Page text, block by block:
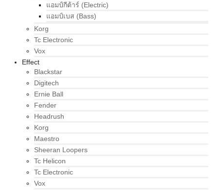
แอมป์กีต้าร์ (Electric)
แอมป์เบส (Bass)
Korg
Tc Electronic
Vox
Effect
Blackstar
Digitech
Ernie Ball
Fender
Headrush
Korg
Maestro
Sheeran Loopers
Tc Helicon
Tc Electronic
Vox